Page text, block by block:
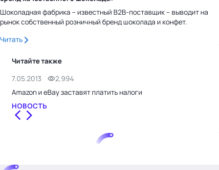
Шоколадная фабрика – известный B2B-поставщик – выводит на
рынок собственный розничный бренд шоколада и конфет.
Читать
Читайте также
7.05.2013
2,994
Amazon и eBay заставят платить налоги
НОВОСТЬ